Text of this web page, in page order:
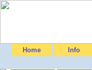
Home Info